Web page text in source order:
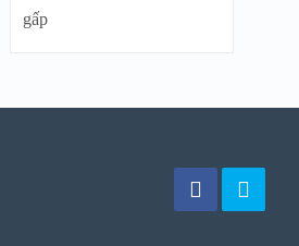
gấp